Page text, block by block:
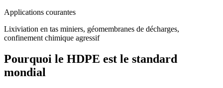
Applications courantes
Lixiviation en tas miniers, géomembranes de décharges,
confinement chimique agressif
Pourquoi le HDPE est le standard
mondial